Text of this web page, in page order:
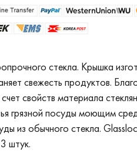
(крышка).
от -20⁰С до +130⁰С
голубой, белый, розовый.
стекла. Крышка
свежесть продуктов.
свойств материала
грязной посуды моющим
из обычного стекла.
штук.